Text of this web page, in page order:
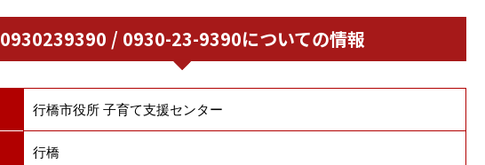
0930239390 / 0930-23-9390についての情報
行橋市役所 子育て支援センター
行橋